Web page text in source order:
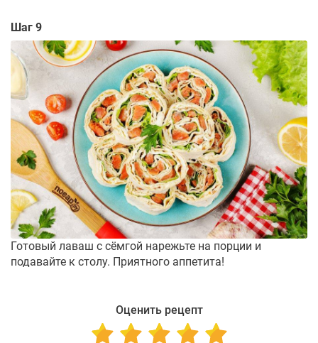
Шаг 9
Готовый лаваш с сёмгой нарежьте на порции и
подавайте к столу. Приятного аппетита!
Оценить рецепт